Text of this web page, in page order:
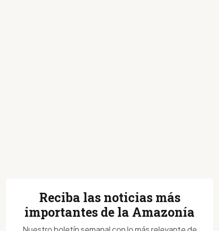
Reciba las noticias más
importantes de la Amazonía